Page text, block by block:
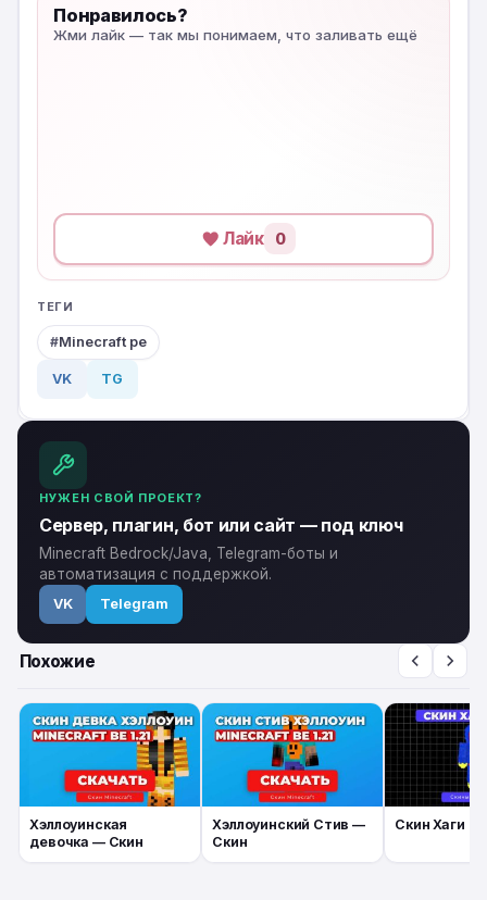
Понравилось?
Жми лайк — так мы понимаем, что заливать ещё
Лайк 0
ТЕГИ
Minecraft pe
VK TG
НУЖЕН СВОЙ ПРОЕКТ?
Сервер, плагин, бот или сайт — под ключ
Minecraft Bedrock/Java, Telegram-боты и
автоматизация с поддержкой.
VK Telegram
Похожие
Хэллоуинская
девочка — Скин
Хэллоуинский Стив —
Скин
Скин Хаги